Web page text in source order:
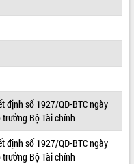
định số 1927/QĐ-BTC ngày
Bộ Tài chính
định số 1927/QĐ-BTC ngày
Bộ Tài chính